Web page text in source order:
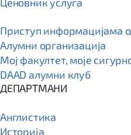
Приступ информацијама
Алумни организација
Мој факултет, моје
DAAD алумни клуб
ДЕПАРТМАНИ
Англистика
Историја